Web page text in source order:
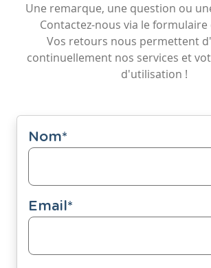
Une remarque, une question ou
Contactez-nous via le formulaire
Vos retours nous permettent
continuellement nos services et
d'utilisation !
Nom*
Email*